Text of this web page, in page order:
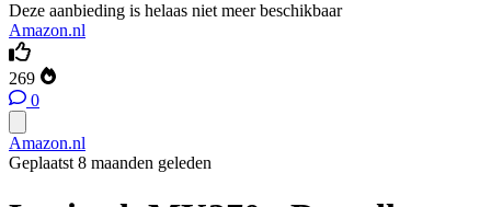
Deze aanbieding is helaas niet meer beschikbaar
Amazon.nl
269
0
Amazon.nl
Geplaatst 8 maanden geleden